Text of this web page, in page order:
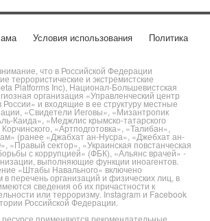
Условия использования
Политика
что в Российской Федерации
террористические и экстремистские
Platforms Inc), Национал-Большевистская
организация «Управленческий центр
и входящие в ее структуру местные
«Свидетели Иеговы», «Мизантропик
Каида», «Меджлис крымско-татарского
«Артподготовка», «Талибан»,
(ранее «Джабхат ан-Нусра», «Джебхат ан-
сектор», «Украинская повстанческая
с коррупцией» (ФБК), «Альянс врачей» -
выполняющие функции иноагентов.
«Штабы Навального» включено
перечень организаций и физических лиц, в
сведения об их причастности к
или терроризму. Instagram и Facebook
Российской Федерации.
применяются рекомендательные